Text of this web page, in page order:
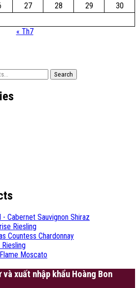
27 28 29
30
« Th7
Search
- Cabernet Sauvignon Shiraz
Riesling
Countess Chardonnay
Moscato
xuất nhập khẩu Hoàng Bon